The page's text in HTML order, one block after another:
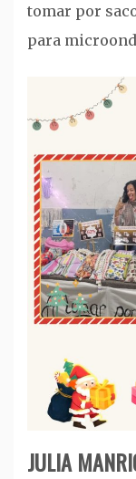
tomar por
para
JULIA